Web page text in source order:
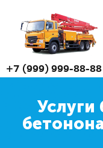
+7 (999) 999-88-88
Услуги